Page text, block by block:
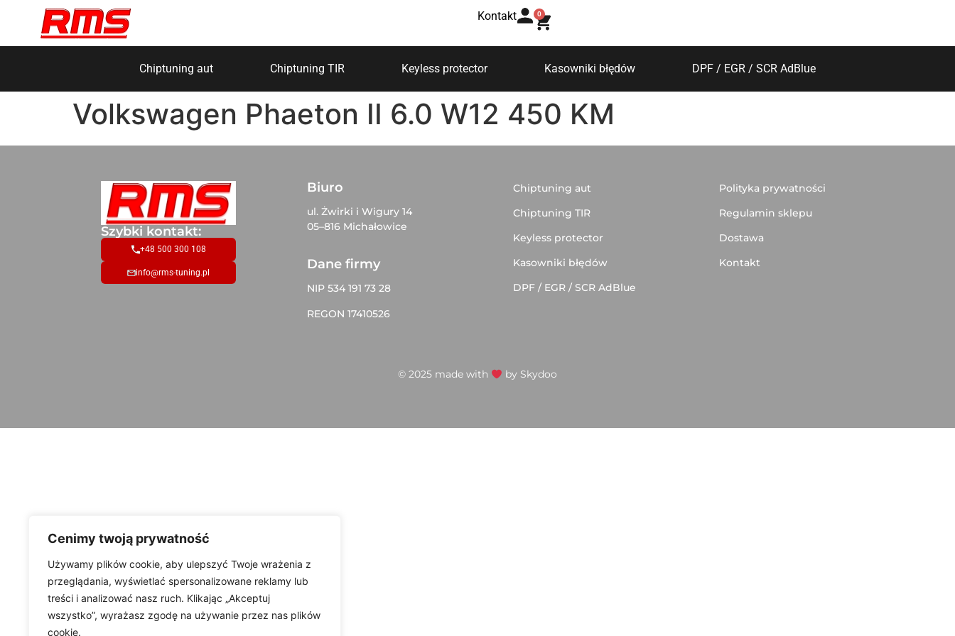
Cenimy twoją prywatność
Używamy plików cookie, aby ulepszyć Twoje wrażenia z
przeglądania, wyświetlać spersonalizowane reklamy lub
treści i analizować nasz ruch. Klikając „Akceptuj
wszystko”, wyrażasz zgodę na używanie przez nas plików
cookie.
Kontakt 0
Chiptuning aut Chiptuning TIR Keyless protector Kasowniki błędów DPF / EGR / SCR AdBlue
Volkswagen Phaeton II 6.0 W12 450 KM
Szybki kontakt:
+48 500 300 108
info@rms-tuning.pl
Biuro
ul. Żwirki i Wigury 14
05–816 Michałowice
Dane firmy
NIP 534 191 73 28
REGON 17410526
Chiptuning aut
Chiptuning TIR
Keyless protector
Kasowniki błędów
DPF / EGR / SCR AdBlue
Polityka prywatności
Regulamin sklepu
Dostawa
Kontakt
© 2025 made with by Skydoo